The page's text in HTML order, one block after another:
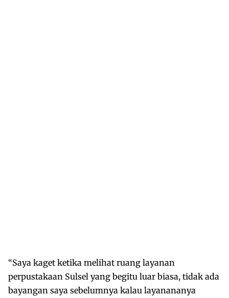
“Saya kaget ketika melihat ruang layanan
perpustakaan Sulsel yang begitu luar biasa, tidak ada
bayangan saya sebelumnya kalau layanananya